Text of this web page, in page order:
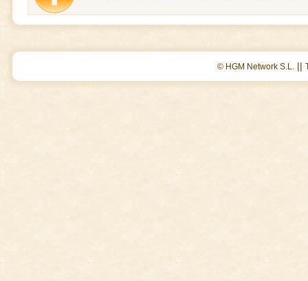
© HGM Network S.L. ||